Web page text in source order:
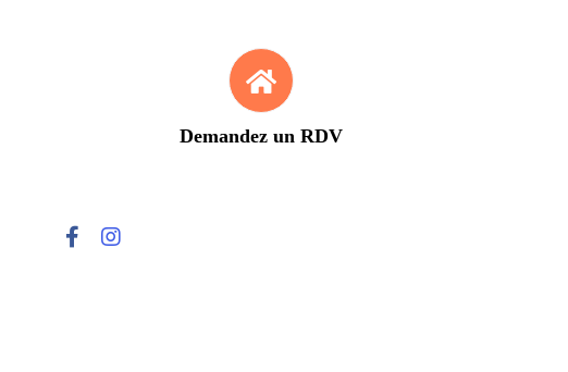
Demandez un RDV